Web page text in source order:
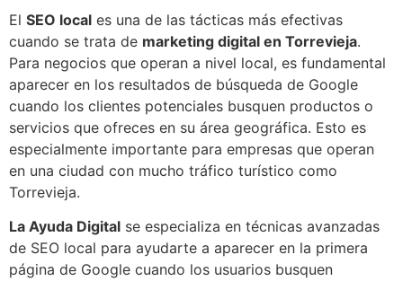
El SEO local es una de las tácticas más efectivas
cuando se trata de marketing digital en Torrevieja.
Para negocios que operan a nivel local, es fundamental
aparecer en los resultados de búsqueda de Google
cuando los clientes potenciales busquen productos o
servicios que ofreces en su área geográfica. Esto es
especialmente importante para empresas que operan
en una ciudad con mucho tráfico turístico como
Torrevieja.
La Ayuda Digital se especializa en técnicas avanzadas
de SEO local para ayudarte a aparecer en la primera
página de Google cuando los usuarios busquen